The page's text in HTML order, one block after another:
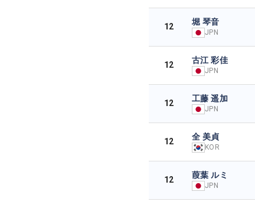
12 堀 琴音
JPN
12 古江 彩佳
JPN
12 工藤 遥加
JPN
12 全 美貞
KOR
12 葭葉 ルミ
JPN